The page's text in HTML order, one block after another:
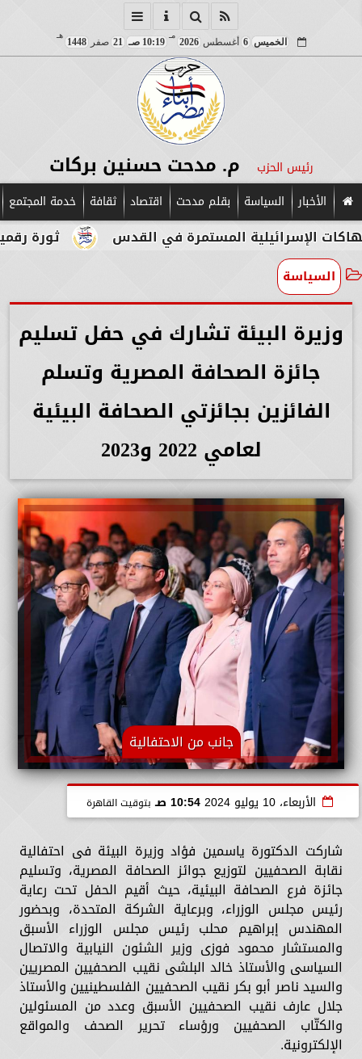
الخميس 6 أغسطس2026
مـ
10:19 صـ 21 صفر1448
هـ
رئيس الحزب م. مدحت حسنين بركات
الأخبار السياسة بقلم مدحت اقتصاد ثقافة خدمة المجتمع
ثورة رقمية في قلب المستمرة في القدس
السياسة
وزيرة البيئة تشارك في حفل تسليم
جائزة الصحافة المصرية وتسلم
الفائزين بجائزتي الصحافة البيئية
لعامي 2022 و2023
جانب من الاحتفالية
الأربعاء، 10 يوليو 2024 10:54 صـ بتوقيت القاهرة
شاركت الدكتورة ياسمين فؤاد وزيرة البيئة فى احتفالية
نقابة الصحفيين لتوزيع جوائز الصحافة المصرية، وتسليم
جائزة فرع الصحافة البيئية، حيث أقيم الحفل تحت رعاية
رئيس مجلس الوزراء، وبرعاية الشركة المتحدة، وبحضور
المهندس إبراهيم محلب رئيس مجلس الوزراء الأسبق
والمستشار محمود فوزى وزير الشئون النيابية والاتصال
السياسى والأستاذ خالد البلشى نقيب الصحفيين المصريين
والسيد ناصر أبو بكر نقيب الصحفيين الفلسطينيين والأستاذ
جلال عارف نقيب الصحفيين الأسبق وعدد من المسئولين
والكتّاب الصحفيين ورؤساء تحرير الصحف والمواقع
الإلكترونية.